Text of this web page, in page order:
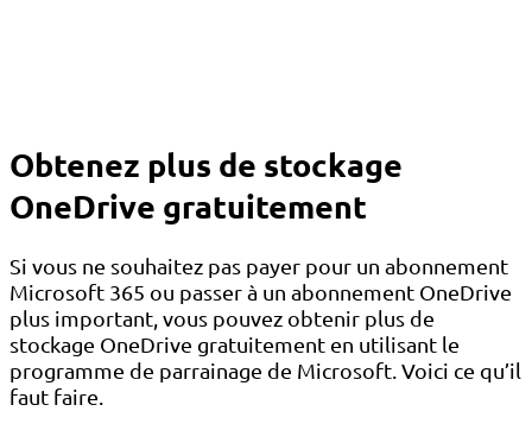
Obtenez plus de stockage
OneDrive gratuitement
Si vous ne souhaitez pas payer pour un abonnement
Microsoft 365 ou passer à un abonnement OneDrive
plus important, vous pouvez obtenir plus de
stockage OneDrive gratuitement en utilisant le
programme de parrainage de Microsoft. Voici ce qu’il
faut faire.